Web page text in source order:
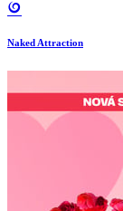
Naked Attraction